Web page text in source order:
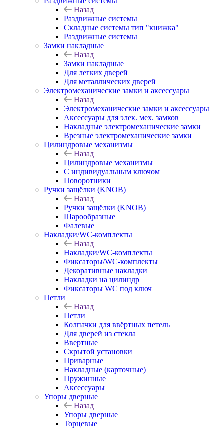
Назад
Раздвижные системы
Складные системы тип "книжка"
Раздвижные системы
Замки накладные
Назад
Замки накладные
Для легких дверей
Для металлических дверей
Электромеханические замки и аксессуары
Назад
Электромеханические замки и аксессуары
Аксессуары для элек. мех. замков
Накладные электромеханические замки
Врезные электромеханические замки
Цилиндровые механизмы
Назад
Цилиндровые механизмы
С индивидуальным ключом
Поворотники
Ручки защёлки (KNOB)
Назад
Ручки защёлки (KNOB)
Шарообразные
Фалевые
Накладки/WC-комплекты
Назад
Накладки/WC-комплекты
Фиксаторы/WC-комплекты
Декоративные накладки
Накладки на цилиндр
Фиксаторы WC под ключ
Петли
Назад
Петли
Колпачки для ввёртных петель
Для дверей из стекла
Ввертные
Скрытой установки
Приварные
Накладные (карточные)
Пружинные
Аксессуары
Упоры дверные
Назад
Упоры дверные
Торцевые